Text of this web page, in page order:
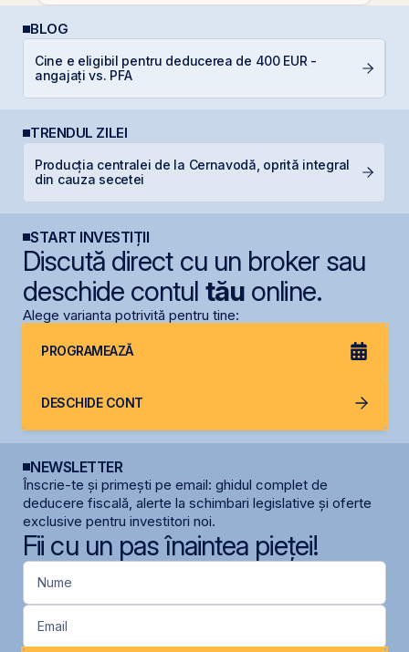
BLOG
Cine e eligibil pentru deducerea de 400 EUR -
angajați vs. PFA
TRENDUL ZILEI
Producția centralei de la Cernavodă, oprită integral
din cauza secetei
START INVESTIȚII
Discută direct cu un broker sau
deschide contul tăuonline.
Alege varianta potrivită pentru tine:
PROGRAMEAZĂ
DESCHIDE CONT
NEWSLETTER
Înscrie-te și primești pe email: ghidul complet de
deducere fiscală, alerte la schimbari legislative și oferte
exclusive pentru investitori noi.
Fii cu un pas înaintea pieței!
Nume
Email